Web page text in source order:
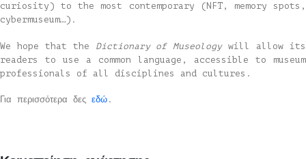
curiosity) to the most contemporary (NFT, memory spots,
cybermuseum…).
We hope that the Dictionary of Museologywill allow its
readers to use a common language, accessible to museum
professionals of all disciplines and cultures.
Για περισσότερα δες εδώ .